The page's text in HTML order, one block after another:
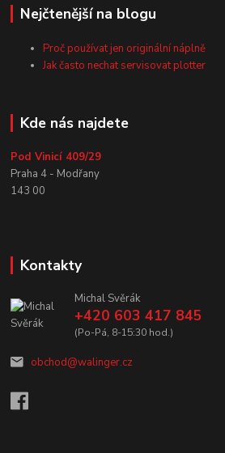
Nejčtenější na blogu
Proč používat jen originální náplně
Jak často nechat servisovat plotter
Kde nás najdete
Pod Vinicí 409/29
Praha 4 - Modřany
143 00
Kontakty
Michal Svěrák
+420 603 417 845
(Po-Pá, 8-15:30 hod.)
obchod@walinger.cz